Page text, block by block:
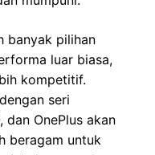
banyak pilihan
luar biasa,
kompetitif.
seri
dan OnePlus akan
beragam untuk